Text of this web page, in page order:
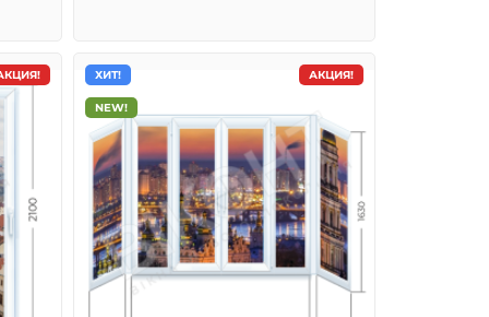
АКЦИЯ!
ХИТ!
NEW!